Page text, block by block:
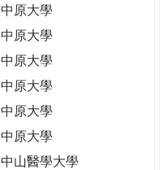
中原大學
中原大學
中原大學
中原大學
中原大學
中原大學
中山醫學大學